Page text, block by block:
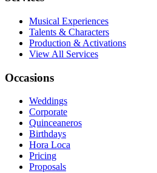
Musical Experiences
Talents & Characters
Production & Activations
View All Services
Occasions
Weddings
Corporate
Quinceaneros
Birthdays
Hora Loca
Pricing
Proposals